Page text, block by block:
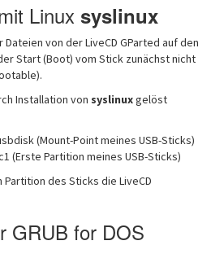
Linux syslinux
von der LiveCD GParted auf den
Start (Boot) vom Stick zunächst nicht
Installation von syslinuxgelöst
(Mount-Point meines USB-Sticks)
(Erste Partition meines USB-Sticks)
des Sticks die LiveCD
GRUB for DOS